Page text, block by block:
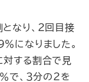
なり、２回目接
になりました。
する割合で見
で、３分の２を